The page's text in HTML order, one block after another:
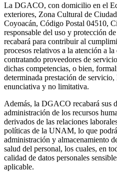
La DGACO, con domicilio en el
exteriores, Zona Cultural de
Coyoacán, Código Postal 04510,
responsable del uso y protección
recabará para contribuir al
procesos relativos a la atención a
contratando proveedores de
dichas competencias, o bien,
determinada prestación de
enunciativa y no limitativa.
Además, la DGACO recabará sus
administración de los recursos
derivados de las relaciones
políticas de la UNAM, lo que
administración y almacenamiento
salud del personal, los cuales, en
calidad de datos personales
aplicable.